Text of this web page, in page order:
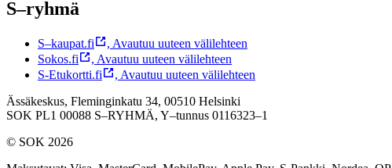
S–ryhmä
S–kaupat.fi , Avautuu uuteen välilehteen
Sokos.fi
, Avautuu uuteen välilehteen
S-Etukortti.fi
, Avautuu uuteen välilehteen
Ässäkeskus, Fleminginkatu 34, 00510 Helsinki
SOK PL1 00088 S–RYHMÄ, Y–tunnus 0116323–1
© SOK 2026